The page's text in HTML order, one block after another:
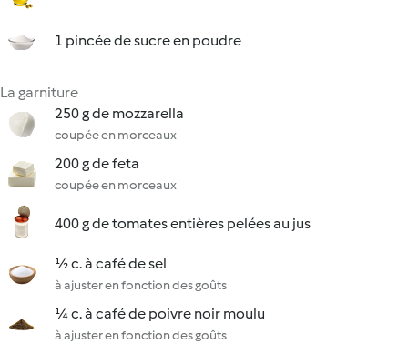
1 pincée de sucre en poudre
La garniture
250 g de mozzarella
coupée en morceaux
200 g de feta
coupée en morceaux
400 g de tomates entières pelées au jus
½ c. à café de sel
à ajuster en fonction des goûts
¼ c. à café de poivre noir moulu
à ajuster en fonction des goûts